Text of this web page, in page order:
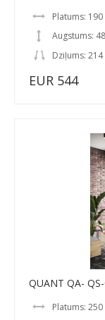
Platums: 190
Augstums:
Dziļums: 214
EUR 544
QUANT QA-
Platums: 250